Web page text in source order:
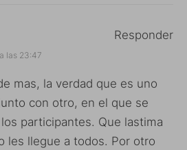
las 23:47
mas, la verdad que es uno
con otro, en el que se
participantes. Que lastima
les llegue a todos. Por otro
Responder